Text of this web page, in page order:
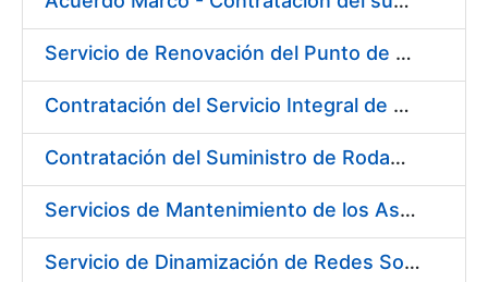
Servicio de Renovación del Punto de Venta de la Tienda del Museo de la FNMT-RCM
Contratación del Servicio Integral de Cardioprotección para sus Sedes de Madrid y Burgos
Contratación del Suministro de Rodamientos y Material de Transmisiones para la Fábrica Nacional de Moneda y Timbre - Real Casa de la Moneda
Servicios de Mantenimiento de los Ascensores, Montacargas y Plataformas de Minusválidos instalados en la Fábrica de Papel de Burgos
Servicio de Dinamización de Redes Sociales